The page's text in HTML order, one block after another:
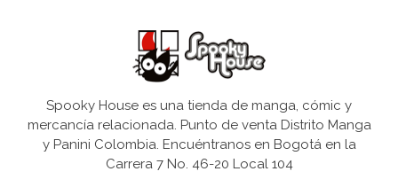
Spooky House es una tienda de manga, cómic y
mercancía relacionada. Punto de venta Distrito Manga
y Panini Colombia. Encuéntranos en Bogotá en la
Carrera 7 No. 46-20 Local 104